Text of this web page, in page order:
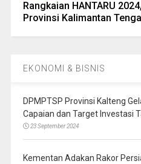
Rangkaian HANTARU
Provinsi Kalimantan
EKONOMI & BISNIS
DPMPTSP Provinsi Kalteng
Capaian dan Target Investasi
23 September 2024
Kementan Adakan Rakor